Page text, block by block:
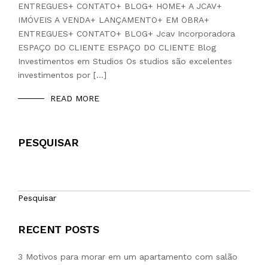
ENTREGUES+ CONTATO+ BLOG+ HOME+ A JCAV+
IMÓVEIS A VENDA+ LANÇAMENTO+ EM OBRA+
ENTREGUES+ CONTATO+ BLOG+ Jcav Incorporadora
ESPAÇO DO CLIENTE ESPAÇO DO CLIENTE Blog
Investimentos em Studios Os studios são excelentes
investimentos por […]
READ MORE
PESQUISAR
Pesquisar
RECENT POSTS
3 Motivos para morar em um apartamento com salão